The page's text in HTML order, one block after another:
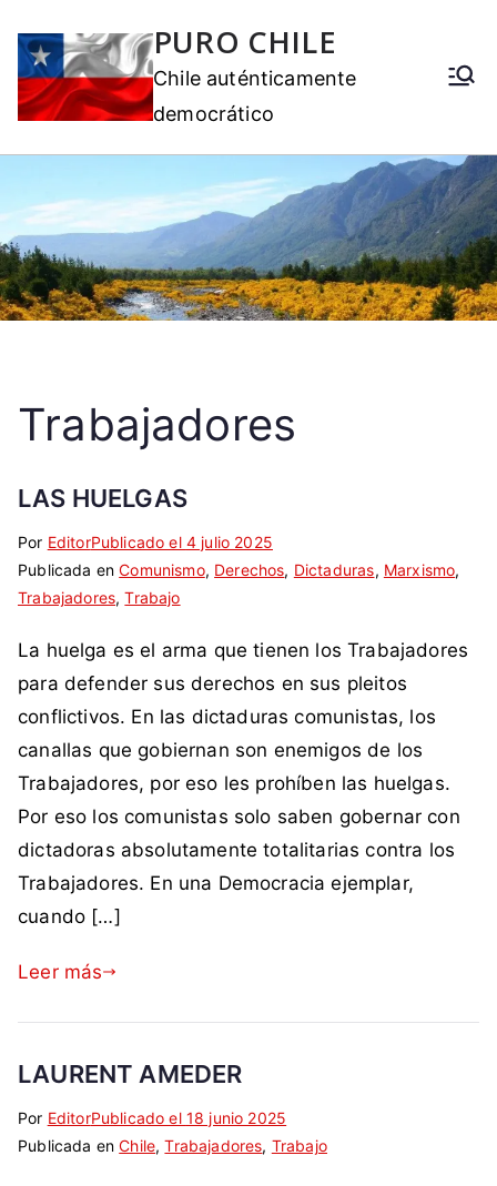
PURO CHILE
Chile auténticamente
democrático
Trabajadores
LAS HUELGAS
Por EditorPublicado el 4 julio 2025
Publicada enComunismo, Derechos, Dictaduras, Marxismo,
Trabajadores,Trabajo
E
t
i
u
e
t
d
a
c
o
m
c
i
t
a
S
i
n
o
m
e
t
a
r
i
o
La huelga es el arma que tienen los Trabajadores
para defender sus derechos en sus pleitos
conflictivos. En las dictaduras comunistas, los
canallas que gobiernan son enemigos de los
Trabajadores, por eso les prohíben las huelgas.
Por eso los comunistas solo saben gobernar con
dictadoras absolutamente totalitarias contra los
Trabajadores. En una Democracia ejemplar,
cuando […]
Leer más
LAURENT AMEDER
Por EditorPublicado el 18 junio 2025
Publicada enChile,Trabajadores, Trabajo
E
t
S
i